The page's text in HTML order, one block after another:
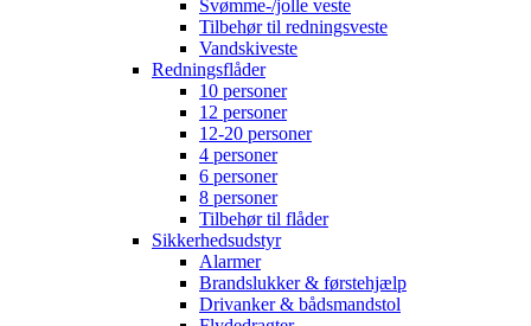
Svømme-/jolle veste
Tilbehør til redningsveste
Vandskiveste
Redningsflåder
10 personer
12 personer
12-20 personer
4 personer
6 personer
8 personer
Tilbehør til flåder
Sikkerhedsudstyr
Alarmer
Brandslukker & førstehjælp
Drivanker & bådsmandstol